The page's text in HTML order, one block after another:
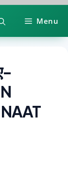
Menu